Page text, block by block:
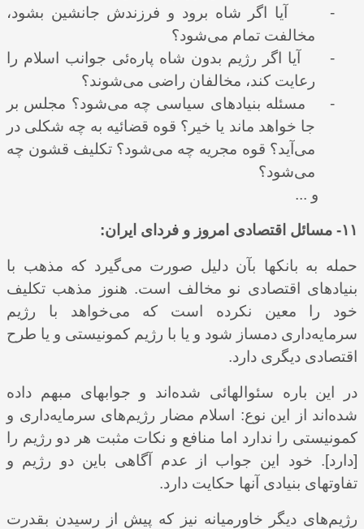
-
آیا اگر شاه برود و فرزندش جانشین بشود،
مخالفت تمام می‌شود؟
-
آیا اگر رژیم بدون شاه پاره‌ئی جوانب اسلام را
رعایت کند، مخالفان راضی می‌شوند؟
-
مسئله بنیادهای سیاسی چه می‌شود؟ مجلس بر
جا خواهد ماند یا خیر؟ قوه قضائیه به چه شکلی در
می‌‌آید؟ قوه مجریه چه می‌شود؟ تکلیف قشون چه
می‌شود؟
و ...
۱۱- مسائل اقتصادی امروز و فردای ایران:
حمله به بانکها بآن دلیل صورت می‌‌گیرد که مذهب با
بنیادهای اقتصادی نو مخالف است. هنوز مذهب تکلیف
خود را معین نکرده است که می‌خواهد با رژیم
سرمایه‌داری دمساز شود و یا با رژیم کمونیستی و یا طرح
اقتصادی دیگری دارد.
در این باره سئوالهائی شده‌اند و جوابهای مبهم داده
شده‌اند از این نوع: اسلام مضار رژیم‌‌های سرمایه‌‌داری و
کمونیستی را ندارد اما منافع و نکات مثبت هر دو رژیم را
[دارد]. خود این جواب از عدم آگاهی باین دو رژیم و
تفاوتهای بنیادی آنها حکایت دارد.
رژیم‌های دیگر خاورمیانه نیز که پیش از رسیدن بقدرت